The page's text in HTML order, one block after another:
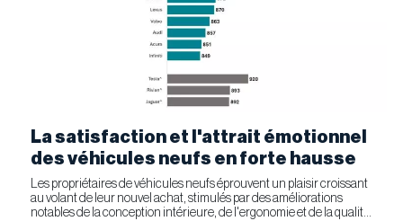
La satisfaction et l'attrait émotionnel
des véhicules neufs en forte hausse
Les propriétaires de véhicules neufs éprouvent un plaisir croissant
au volant de leur nouvel achat, stimulés par des améliorations
notables de la conception intérieure, de l'ergonomie et de la qualité